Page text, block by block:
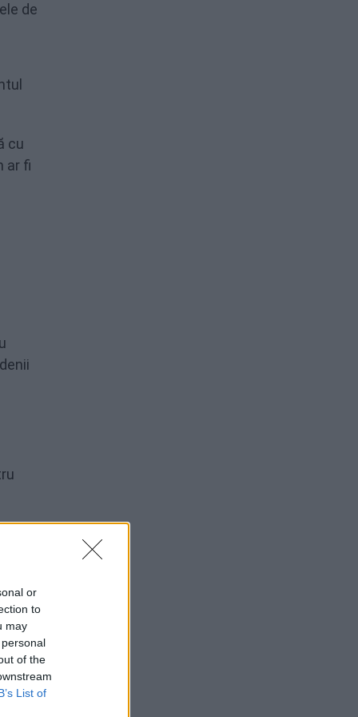
or
to
may
of the
List of
de
cu
ar fi